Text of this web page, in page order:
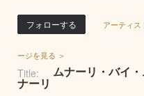
フォローする アーティス
ージを見る ＞
Title: ムナーリ・バイ
ナーリ